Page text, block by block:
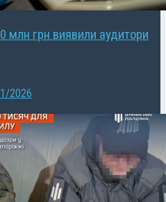
млн грн виявили аудитори
2026